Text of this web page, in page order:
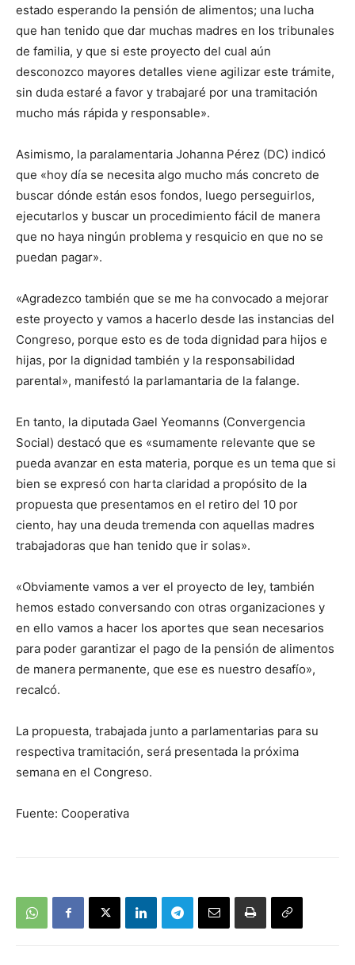
estado esperando la pensión de alimentos; una lucha
que han tenido que dar muchas madres en los tribunales
de familia, y que si este proyecto del cual aún
desconozco mayores detalles viene agilizar este trámite,
sin duda estaré a favor y trabajaré por una tramitación
mucho más rápida y responsable».
Asimismo, la paralamentaria Johanna Pérez (DC) indicó
que «hoy día se necesita algo mucho más concreto de
buscar dónde están esos fondos, luego perseguirlos,
ejecutarlos y buscar un procedimiento fácil de manera
que no haya ningún problema y resquicio en que no se
puedan pagar».
«Agradezco también que se me ha convocado a mejorar
este proyecto y vamos a hacerlo desde las instancias del
Congreso, porque esto es de toda dignidad para hijos e
hijas, por la dignidad también y la responsabilidad
parental», manifestó la parlamantaria de la falange.
En tanto, la diputada Gael Yeomanns (Convergencia
Social) destacó que es «sumamente relevante que se
pueda avanzar en esta materia, porque es un tema que si
bien se expresó con harta claridad a propósito de la
propuesta que presentamos en el retiro del 10 por
ciento, hay una deuda tremenda con aquellas madres
trabajadoras que han tenido que ir solas».
«Obviamente vamos a ver el proyecto de ley, también
hemos estado conversando con otras organizaciones y
en ello vamos a hacer los aportes que sean necesarios
para poder garantizar el pago de la pensión de alimentos
de manera permanente, que ese es nuestro desafío»,
recalcó.
La propuesta, trabajada junto a parlamentarias para su
respectiva tramitación, será presentada la próxima
semana en el Congreso.
Fuente: Cooperativa